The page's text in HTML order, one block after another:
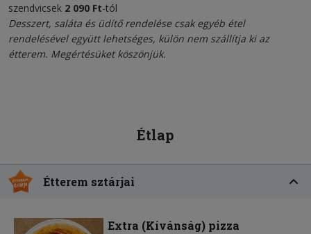
szendvicsek 2 090 Ft-tól
Desszert, saláta és üdítő rendelése csak egyéb étel
rendelésével együtt lehetséges, külön nem szállítja ki az
étterem. Megértésüket köszönjük.
Étlap
Étterem sztárjai
Extra (Kívánság) pizza